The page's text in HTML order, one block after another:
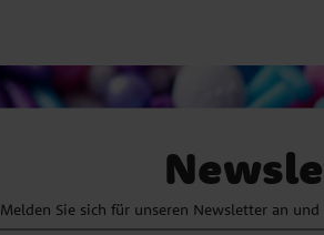
Melden Sie sich für unseren Newsletter an